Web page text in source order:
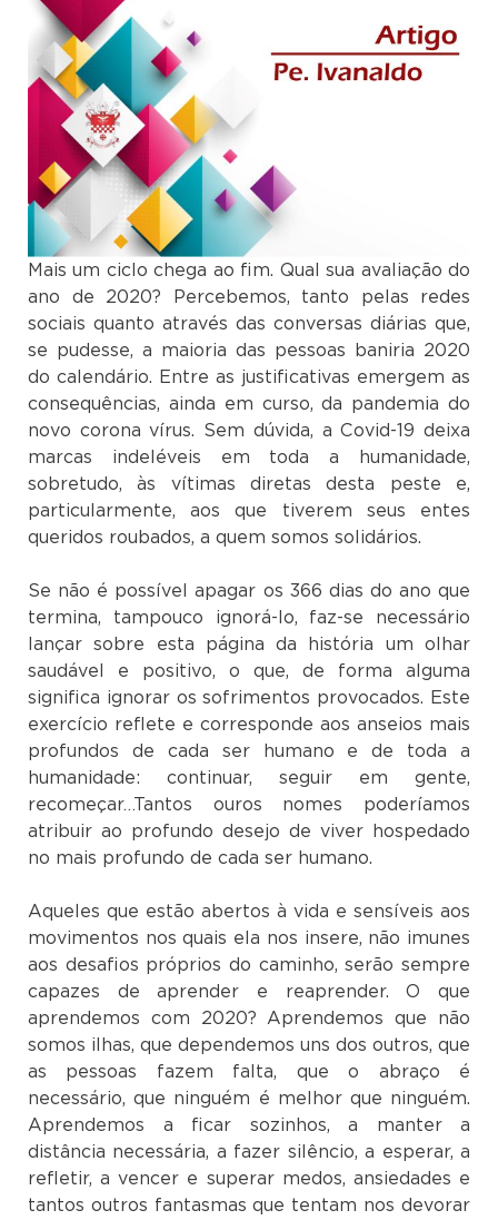
Mais um ciclo chega ao fim. Qual sua avaliação do
ano de 2020? Percebemos, tanto pelas redes
sociais quanto através das conversas diárias que,
se pudesse, a maioria das pessoas baniria 2020
do calendário. Entre as justificativas emergem as
consequências, ainda em curso, da pandemia do
novo corona vírus. Sem dúvida, a Covid-19 deixa
marcas indeléveis em toda a humanidade,
sobretudo, às vítimas diretas desta peste e,
particularmente, aos que tiverem seus entes
queridos roubados, a quem somos solidários.
Se não é possível apagar os 366 dias do ano que
termina, tampouco ignorá-lo, faz-se necessário
lançar sobre esta página da história um olhar
saudável e positivo, o que, de forma alguma
significa ignorar os sofrimentos provocados. Este
exercício reflete e corresponde aos anseios mais
profundos de cada ser humano e de toda a
humanidade: continuar, seguir em gente,
recomeçar…Tantos ouros nomes poderíamos
atribuir ao profundo desejo de viver hospedado
no mais profundo de cada ser humano.
Aqueles que estão abertos à vida e sensíveis aos
movimentos nos quais ela nos insere, não imunes
aos desafios próprios do caminho, serão sempre
capazes de aprender e reaprender. O que
aprendemos com 2020? Aprendemos que não
somos ilhas, que dependemos uns dos outros, que
as pessoas fazem falta, que o abraço é
necessário, que ninguém é melhor que ninguém.
Aprendemos a ficar sozinhos, a manter a
distância necessária, a fazer silêncio, a esperar, a
refletir, a vencer e superar medos, ansiedades e
tantos outros fantasmas que tentam nos devorar